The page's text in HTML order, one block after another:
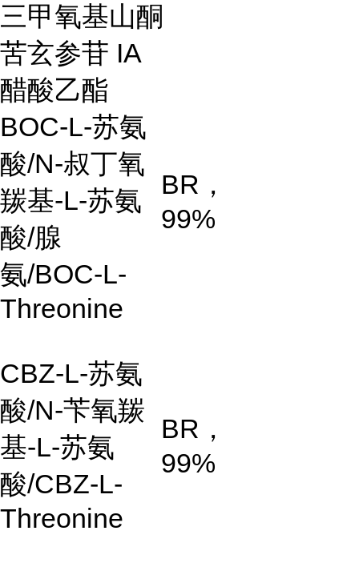
三甲氧基山酮
苦玄参苷 IA
醋酸乙酯
BOC-L-苏氨
酸/N-叔丁氧
羰基-L-苏氨
酸/腺
氨/BOC-L-
Threonine
BR，
99%
CBZ-L-苏氨
酸/N-苄氧羰
基-L-苏氨
酸/CBZ-L-
Threonine
BR，
99%